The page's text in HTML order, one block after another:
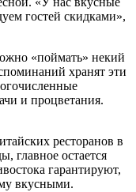
гостей скидками»,
«поймать» некий
хранят эти
и процветания.
ресторанов в
главное остается
гарантируют,
вкусными.